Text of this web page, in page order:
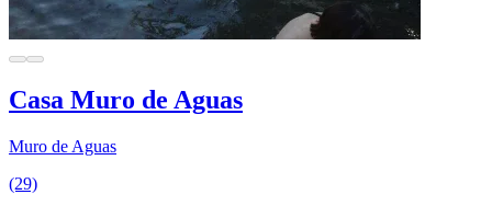
Casa Muro de Aguas
Muro de Aguas
(29)